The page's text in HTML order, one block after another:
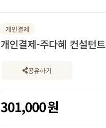
개인결제
개인결제-주다혜 컨설턴트
공유하기
301,000원